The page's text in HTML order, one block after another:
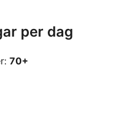
per dag
70+